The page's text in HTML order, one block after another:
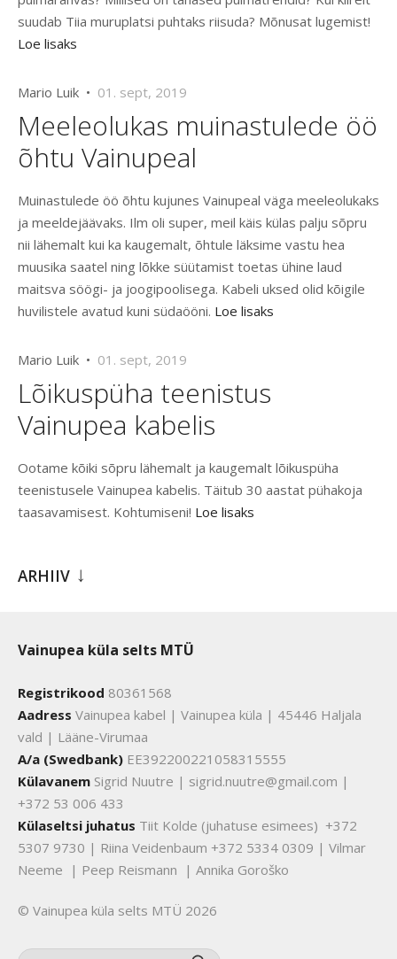
suudab Tiia muruplatsi puhtaks riisuda? Mõnusat lugemist!
Loe lisaks
Mario Luik • 01. sept, 2019
Meeleolukas muinastulede öö
õhtu Vainupeal
Muinastulede öö õhtu kujunes Vainupeal väga meeleolukaks
ja meeldejäävaks. Ilm oli super, meil käis külas palju sõpru
nii lähemalt kui ka kaugemalt, õhtule läksime vastu hea
muusika saatel ning lõkke süütamist toetas ühine laud
maitsva söögi- ja joogipoolisega. Kabeli uksed olid kõigile
huvilistele avatud kuni südaööni. Loe lisaks
Mario Luik • 01. sept, 2019
Lõikuspüha teenistus
Vainupea kabelis
Ootame kõiki sõpru lähemalt ja kaugemalt lõikuspüha
teenistusele Vainupea kabelis. Täitub 30 aastat pühakoja
taasavamisest. Kohtumiseni! Loe lisaks
ARHIIV
Vainupea küla selts MTÜ
Registrikood 80361568
Aadress Vainupea kabel | Vainupea küla | 45446 Haljala
vald | Lääne-Virumaa
A/a (Swedbank) EE392200221058315555
Külavanem Sigrid Nuutre | sigrid.nuutre@gmail.com |
+372 53 006 433
Külaseltsi juhatus Tiit Kolde (juhatuse esimees) +372
5307 9730 | Riina Veidenbaum +372 5334 0309 | Vilmar
Neeme | Peep Reismann | Annika Goroško
© Vainupea küla selts MTÜ 2026